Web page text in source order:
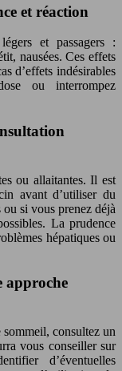
et réaction
et passagers :
nausées. Ces effets
d’effets indésirables
ou interrompez
ou allaitantes. Il est
avant d’utiliser du
si vous prenez déjà
La prudence
hépatiques ou
approche
consultez un
vous conseiller sur
d’éventuelles